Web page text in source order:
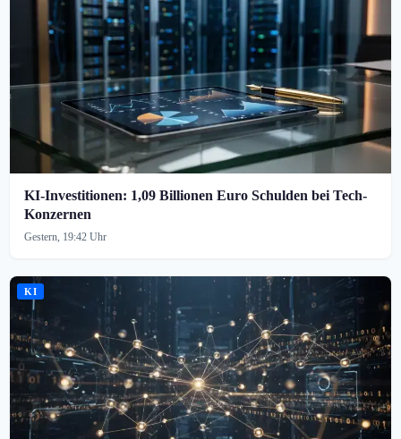
KI-Investitionen: 1,09 Billionen Euro Schulden bei Tech-
Konzernen
Gestern, 19:42 Uhr
KI